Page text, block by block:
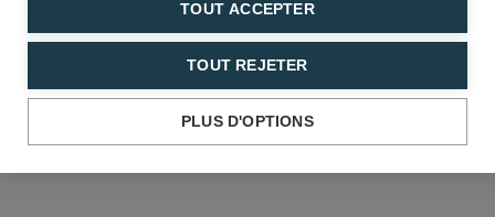
TOUT ACCEPTER
TOUT REJETER
PLUS D'OPTIONS